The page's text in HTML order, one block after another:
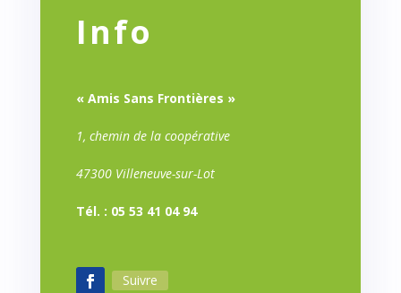
Info
« Amis Sans Frontières »
1, chemin de la coopérative
47300 Villeneuve-sur-Lot
Tél. : 05 53 41 04 94
Suivre